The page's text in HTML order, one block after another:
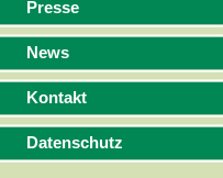
Presse
News
Kontakt
Datenschutz